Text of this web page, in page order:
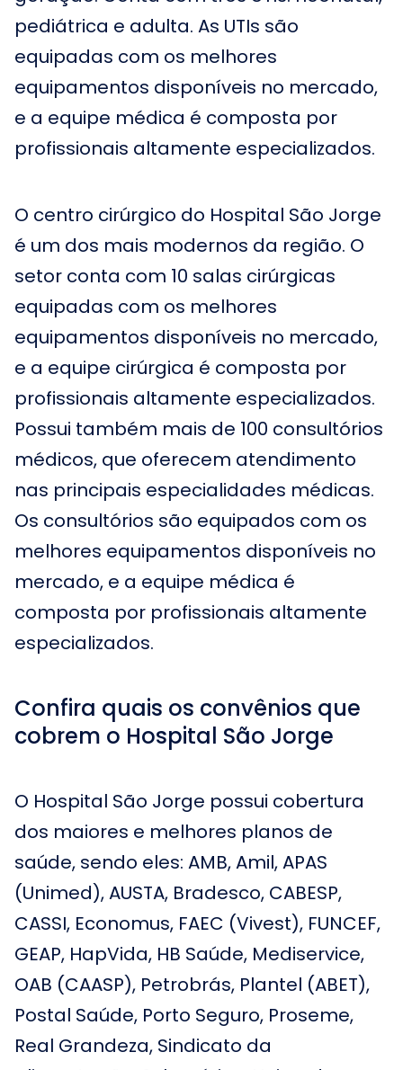
pediátrica e adulta. As UTIs são
equipadas com os melhores
equipamentos disponíveis no mercado,
e a equipe médica é composta por
profissionais altamente especializados.
O centro cirúrgico do Hospital São Jorge
é um dos mais modernos da região. O
setor conta com 10 salas cirúrgicas
equipadas com os melhores
equipamentos disponíveis no mercado,
e a equipe cirúrgica é composta por
profissionais altamente especializados.
Possui também mais de 100 consultórios
médicos, que oferecem atendimento
nas principais especialidades médicas.
Os consultórios são equipados com os
melhores equipamentos disponíveis no
mercado, e a equipe médica é
composta por profissionais altamente
especializados.
Confira quais os convênios que
cobrem o Hospital São Jorge
O Hospital São Jorge possui cobertura
dos maiores e melhores planos de
saúde, sendo eles: AMB, Amil, APAS
(Unimed), AUSTA, Bradesco, CABESP,
CASSI, Economus, FAEC (Vivest), FUNCEF,
GEAP, HapVida, HB Saúde, Mediservice,
OAB (CAASP), Petrobrás, Plantel (ABET),
Postal Saúde, Porto Seguro, Proseme,
Real Grandeza, Sindicato da